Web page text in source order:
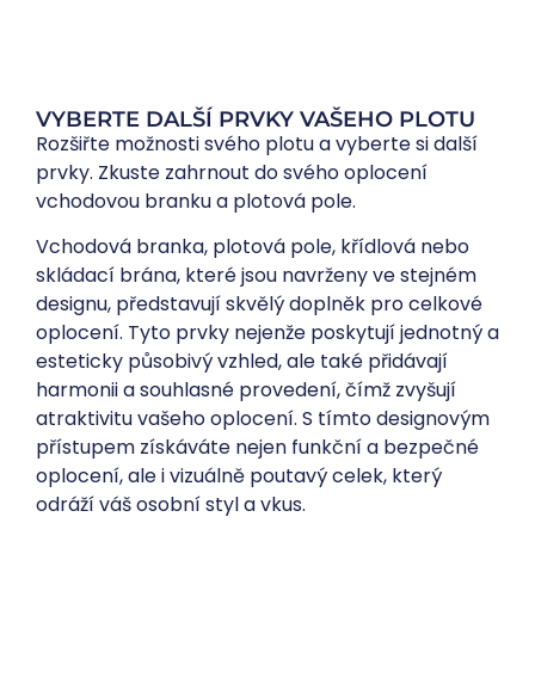
VYBERTE DALŠÍ PRVKY VAŠEHO PLOTU
Rozšiřte možnosti svého plotu a vyberte si další
prvky. Zkuste zahrnout do svého oplocení
vchodovou branku a plotová pole.
Vchodová branka, plotová pole, křídlová nebo
skládací brána, které jsou navrženy ve stejném
designu, představují skvělý doplněk pro celkové
oplocení. Tyto prvky nejenže poskytují jednotný a
esteticky působivý vzhled, ale také přidávají
harmonii a souhlasné provedení, čímž zvyšují
atraktivitu vašeho oplocení. S tímto designovým
přístupem získáváte nejen funkční a bezpečné
oplocení, ale i vizuálně poutavý celek, který
odráží váš osobní styl a vkus.